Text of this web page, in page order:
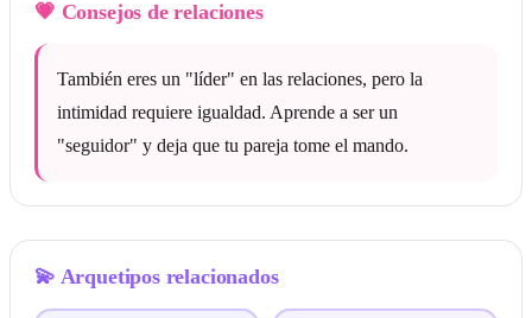
💗 Consejos de relaciones
También eres un "líder" en las relaciones, pero la
intimidad requiere igualdad. Aprende a ser un
"seguidor" y deja que tu pareja tome el mando.
💫 Arquetipos relacionados